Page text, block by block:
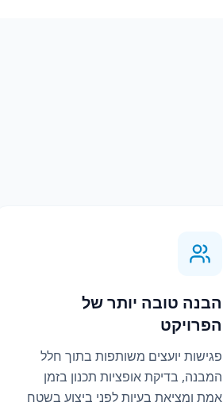
הבנה טובה יותר של
הפרויקט
פגישות יועצים משותפות בתוך חלל
המבנה, בדיקת אופציות תכנון בזמן
אמת ומציאת בעיות לפני ביצוע בשטח